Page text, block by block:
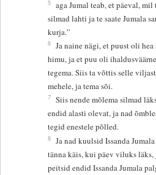
5 aga Jumal teab, et päeval,
silmad lahti ja te saate Jumala
kurja.”
6 Ja naine nägi, et puust oli
himu, ja et puu oli
tegema. Siis ta võttis selle
mehele, ja tema sõi.
7 Siis nende mõlema silmad
endid alasti olevat, ja nad
tegid enestele põlled.
8 Ja nad kuulsid Issanda
tänna käis, kui päev viluks läks,
peitsid endid Issanda Jumala